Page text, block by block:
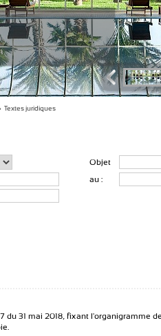
Textes juridiques
Objet
au :
du 31 mai 2018, fixant l'organigramme